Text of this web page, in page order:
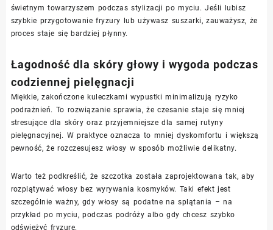
świetnym towarzyszem podczas stylizacji po myciu. Jeśli lubisz
szybkie przygotowanie fryzury lub używasz suszarki, zauważysz, że
proces staje się bardziej płynny.
Łagodność dla skóry głowy i wygoda podczas
codziennej pielęgnacji
Miękkie, zakończone kuleczkami wypustki minimalizują ryzyko
podrażnień. To rozwiązanie sprawia, że czesanie staje się mniej
stresujące dla skóry oraz przyjemniejsze dla samej rutyny
pielęgnacyjnej. W praktyce oznacza to mniej dyskomfortu i większą
pewność, że rozczesujesz włosy w sposób możliwie delikatny.
Warto też podkreślić, że szczotka została zaprojektowana tak, aby
rozplątywać włosy bez wyrywania kosmyków. Taki efekt jest
szczególnie ważny, gdy włosy są podatne na splątania – na
przykład po myciu, podczas podróży albo gdy chcesz szybko
odświeżyć fryzurę.